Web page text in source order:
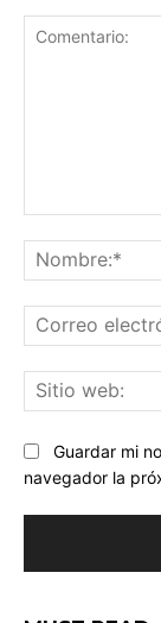
Guardar mi
navegador la